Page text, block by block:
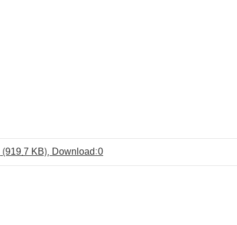
(919.7 KB), Download:0